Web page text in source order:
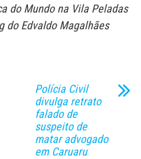
do Mundo na Vila Peladas
do Edvaldo Magalhães
Polícia Civil
divulga retrato
falado de
suspeito de
matar advogado
em Caruaru